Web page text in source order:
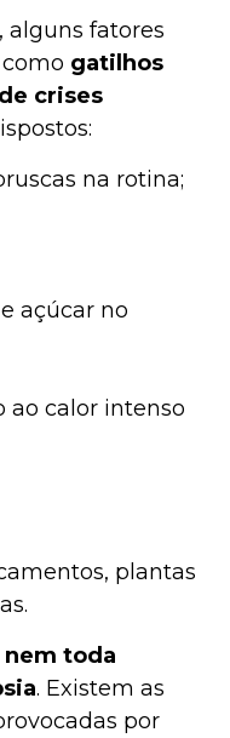
alguns fatores
gatilhos
crises
na rotina;
açúcar no
ao calor intenso
plantas
nem toda
. Existem as
por